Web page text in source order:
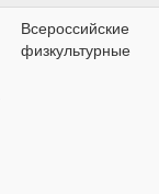
Всероссийские
физкультурные